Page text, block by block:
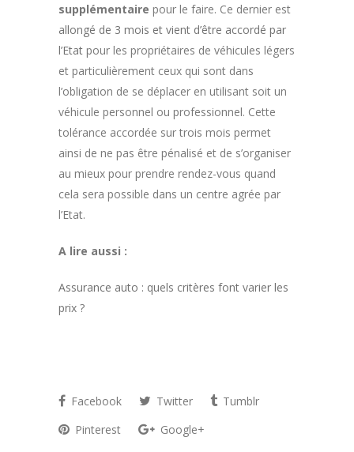
supplémentaire pour le faire. Ce dernier est
allongé de 3 mois et vient d’être accordé par
l’Etat pour les propriétaires de véhicules légers
et particulièrement ceux qui sont dans
l’obligation de se déplacer en utilisant soit un
véhicule personnel ou professionnel. Cette
tolérance accordée sur trois mois permet
ainsi de ne pas être pénalisé et de s’organiser
au mieux pour prendre rendez-vous quand
cela sera possible dans un centre agrée par
l’Etat.
A lire aussi :
Assurance auto : quels critères font varier les
prix ?
Facebook Twitter
Tumblr
Pinterest
Google+